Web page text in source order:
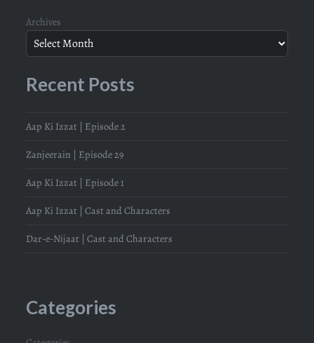
Archives
Recent Posts
Aap Ki Izzat | Episode 2
Zanjeerain | Episode 29
Aap Ki Izzat | Episode 1
Aap Ki Izzat | Cast and Characters
Dar-e-Nijaat | Cast and Characters
Categories